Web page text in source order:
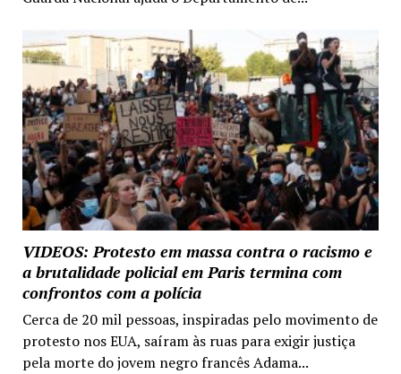
VIDEOS: Protesto em massa contra o racismo e
a brutalidade policial em Paris termina com
confrontos com a polícia
Cerca de 20 mil pessoas, inspiradas pelo movimento de
protesto nos EUA, saíram às ruas para exigir justiça
pela morte do jovem negro francês Adama...